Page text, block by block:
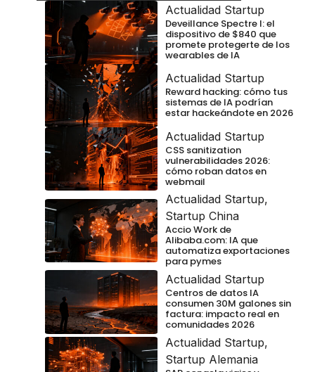
Actualidad Startup
Deveillance Spectre I: el
dispositivo de $840 que
promete protegerte de los
wearables de IA
Actualidad Startup
Reward hacking: cómo tus
sistemas de IA podrían
estar hackeándote en 2026
Actualidad Startup
CSS sanitization
vulnerabilidades 2026:
cómo roban datos en
webmail
Actualidad Startup,
Startup China
Accio Work de
Alibaba.com: IA que
automatiza exportaciones
para pymes
Actualidad Startup
Centros de datos IA
consumen 30M galones sin
factura: impacto real en
comunidades 2026
Actualidad Startup,
Startup Alemania